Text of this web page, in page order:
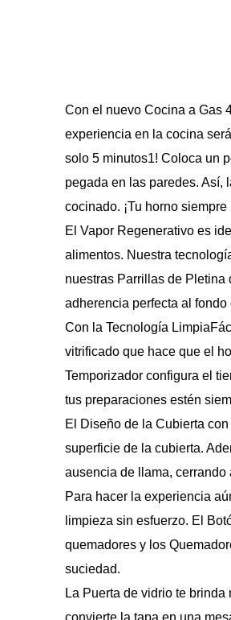
Con el nuevo Cocina a Gas
experiencia en la cocina
solo 5 minutos1! Coloca un
pegada en las paredes. Así,
cocinado. ¡Tu horno
El Vapor Regenerativo es
alimentos. Nuestra
nuestras Parrillas de Pletina
adherencia perfecta al
Con la Tecnología
vitrificado que hace que el
Temporizador configura el
tus preparaciones estén
El Diseño de la Cubierta
superficie de la cubierta.
ausencia de llama, cerrando
Para hacer la experiencia
limpieza sin esfuerzo. El
quemadores y los
suciedad.
La Puerta de vidrio te